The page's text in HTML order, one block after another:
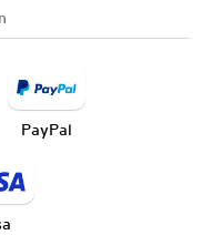
PayPal